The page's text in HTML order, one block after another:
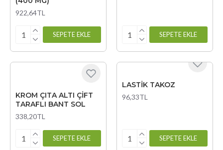
922,64TL
SEPETE EKLE SEPETE EKLE
KROM ÇITA ALTI ÇİFT
TARAFLI BANT SOL
338,20TL
SEPETE EKLE
LASTİK TAKOZ
96,33TL
SEPETE EKLE